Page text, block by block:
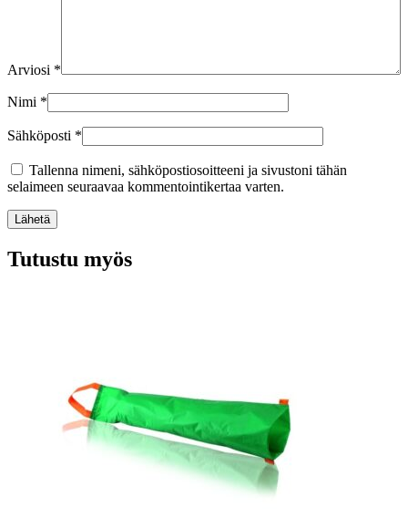
Arviosi *
Nimi *
Sähköposti *
Tallenna nimeni, sähköpostiosoitteeni ja sivustoni tähän
selaimeen seuraavaa kommentointikertaa varten.
Lähetä
Tutustu myös